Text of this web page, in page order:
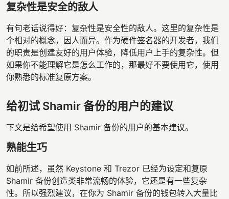
复杂性是安全的敌人
有句老话说得好：复杂性是安全性的敌人。这里的复杂性是
个相对的概念，因人而异。作为硬件签名器的开发者，我们
的职责是创建友好的用户体验，降低用户上手的复杂性。但
如果你不能理解它是怎么工作的，那最好不要使用它，使用
你熟悉的标准复原方案。
给初试 Shamir 备份的用户的建议
下文是给希望使用 Shamir 备份的用户的基本建议。
熟能生巧
如前所述，虽然 Keystone 和 Trezor 已经为设定和复原
Shamir 备份创造类非常流畅的体验，它还是有一些复杂
性。所以强烈建议，在你为 Shamir 备份的钱包转入大量比